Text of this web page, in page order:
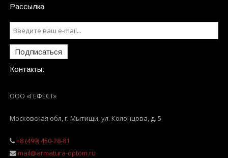
Рассылка
Подписаться
Контакты:
ООО «ГЕФЕСТ»
Московская обл, г. Мытищи,ул. Колонцова, д. 5
+8 (499) 450-28-81
mail@armatura-optom.ru